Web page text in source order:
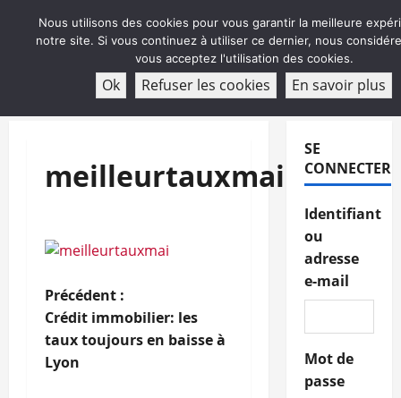
ABONNEMENT
meilleurtauxmai
N
a
v
Précédent :
Crédit immobilier: les
taux toujours en baisse à
Lyon
SE
CONNECTER
Identifiant
ou
adresse
e-mail
Mot de
passe
Nous utilisons des cookies pour vous garantir la meilleure
notre site. Si vous continuez à utiliser ce dernier, nous
vous acceptez l'utilisation des cookies.
Ok Refuser les cookies En savoir plus